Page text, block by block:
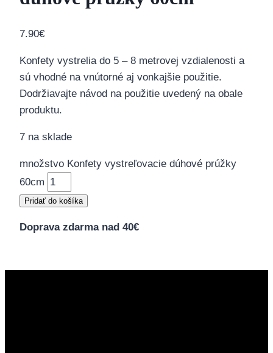
7.90€
Konfety vystrelia do 5 – 8 metrovej vzdialenosti a
sú vhodné na vnútorné aj vonkajšie použitie.
Dodržiavajte návod na použitie uvedený na obale
produktu.
7 na sklade
množstvo Konfety vystreľovacie dúhové prúžky
60cm
Pridať do košíka
Doprava zdarma nad 40€